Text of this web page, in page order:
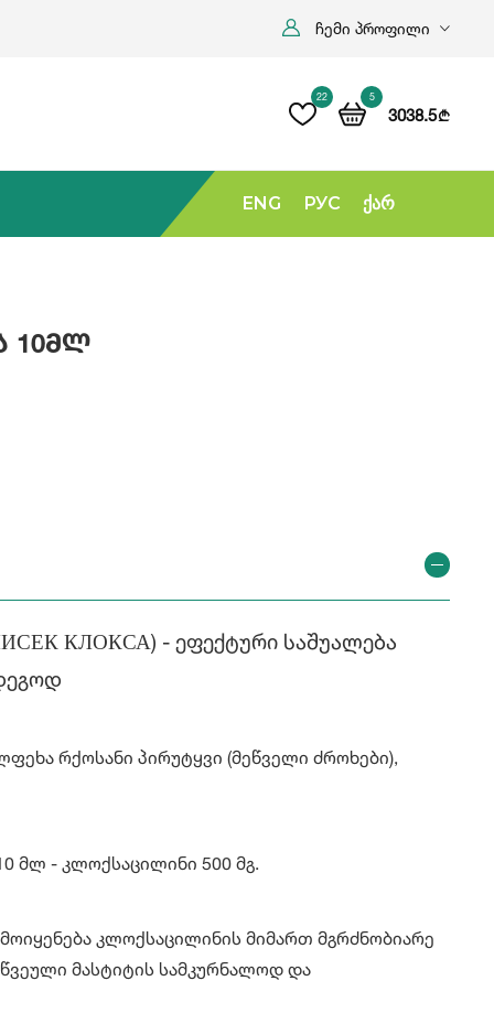
ჩემი პროფილი
22 5
3038.5b
ENG РУС Ქარ
10მლ
КЛОКСА) - ეფექტური საშუალება
რქოსანი პირუტყვი (მეწველი ძროხები),
მლ - კლოქსაცილინი 500 მგ.
კლოქსაცილინის მიმართ მგრძნობიარე
მასტიტის სამკურნალოდ და